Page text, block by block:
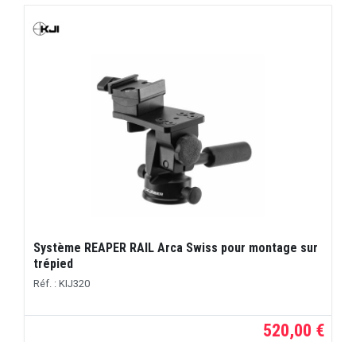
Système REAPER RAIL Arca Swiss pour montage sur
trépied
Réf. : KIJ320
520,00 €